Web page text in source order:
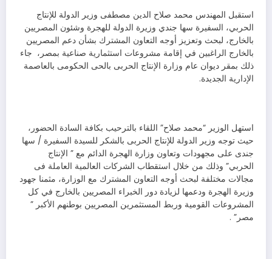
استقبل المهندس محمد صلاح الدين مصطفى وزير الدولة للإنتاج
الحربي، السفيرة سها جندي وزيرة الدولة للهجرة وشئون المصريين
بالخارج، لبحث وتعزيز أوجه التعاون المشترك بشأن دعم المصريين
بالخارج الراغبين في إقامة مشروعات استثمارية صناعية بمصر، جاء
ذلك بمقر ديوان عام وزارة الإنتاج الحربى بالحى الحكومى بالعاصمة
الإدارية الجديدة.
استهل الوزير “محمد صلاح” اللقاء بالترحيب بكافة السادة الحضور،
حيث توجه وزير الدولة للإنتاج الحربى بالشكر للسيدة السفيرة / سها
جندى على مجهودات وتعاون وزارة الهجرة الدائم مع ” الإنتاج
الحربي” وذلك من خلال استقطاب الشركات العالمية العاملة فى
مجالات مختلفة لبحث أوجه التعاون المشترك مع الوزارة، مثمنا جهود
وزيرة الهجرة ودعمها لزيادة دور الخبراء المصريين بالخارج في كل
المشروعات القومية وربط المستثمرين المصريين بوطنهم الأكبر ”
مصر” .